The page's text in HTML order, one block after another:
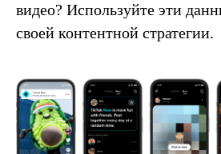
видео? Используйте эти
своей контентной стратегии.